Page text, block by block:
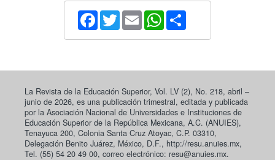
Facebook
TwitterEmail WhatsApp
La Revista de la Educación Superior, Vol. LV (2), No. 218, abril –
junio de 2026, es una publicación trimestral, editada y publicada
por la Asociación Nacional de Universidades e Instituciones de
Educación Superior de la República Mexicana, A.C. (ANUIES),
Tenayuca 200, Colonia Santa Cruz Atoyac, C.P. 03310,
Delegación Benito Juárez, México, D.F., http://resu.anuies.mx,
Tel. (55) 54 20 49 00, correo electrónico: resu@anuies.mx.